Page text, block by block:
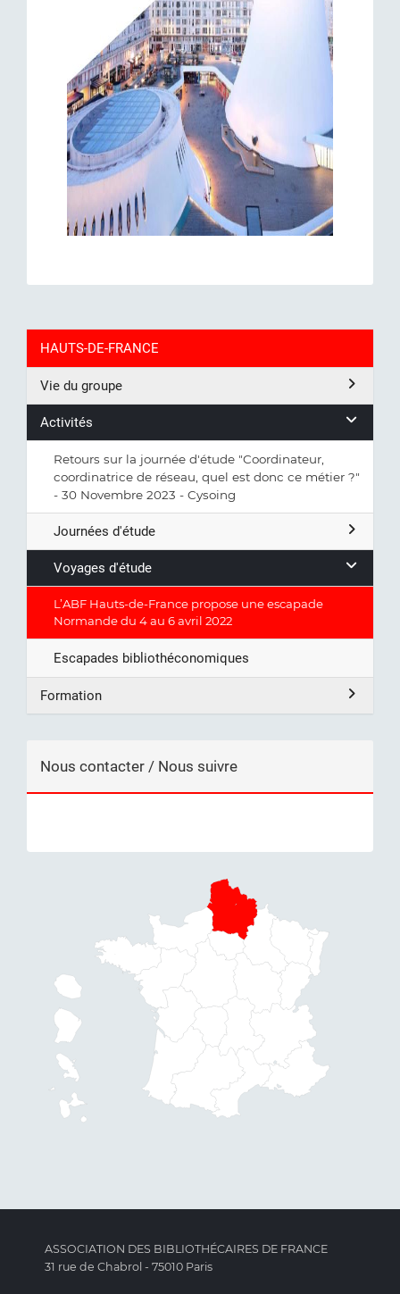
HAUTS-DE-FRANCE
Vie du groupe
Activités
Retours sur la journée d'étude "Coordinateur,
coordinatrice de réseau, quel est donc ce métier ?"
- 30 Novembre 2023 - Cysoing
Journées d'étude
Voyages d'étude
L’ABF Hauts-de-France propose une escapade
Normande du 4 au 6 avril 2022
Escapades bibliothéconomiques
Formation
Nous contacter / Nous suivre
ASSOCIATION DES BIBLIOTHÉCAIRES DE FRANCE
31 rue de Chabrol - 75010 Paris